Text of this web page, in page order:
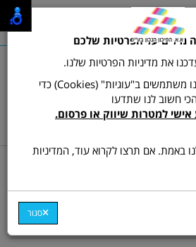
ותמיכה:03-9511473
ש/ל
סמסונג דגם
מילים על הפרטיות שלכם
את מדיניות הפרטיות שלנו.
כמו רוב האתרים, גם אנחנו משתמשים ב"עוגיות" (Cookies) כדי
חשוב לנו שתדעו
למטרות שיווק או פרסום.
באמת. אם תרצו לקרוא עוד, המדיניות
סגור